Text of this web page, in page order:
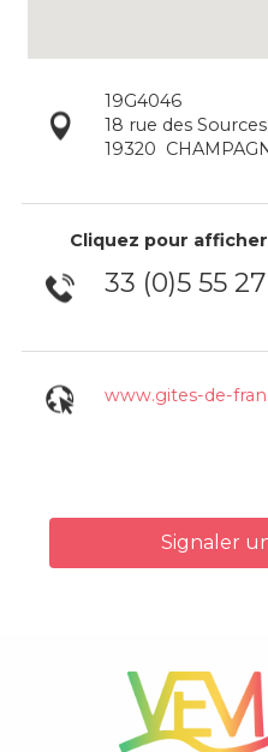
19G4046
18 rue des Sources
19320
Cliquez pour
33 (0)5 55
www.gites-de-
Signaler